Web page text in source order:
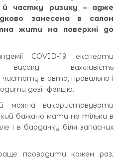
й частку ризику – адже
занесена в салон
жити на поверхні до
COVID-19 експерти
високу важливість
в авто, правильно і
дезінфекцію.
можна використовувати
бажано мати не тільки в
і в бардачку біля запасних
проводити кожен раз,